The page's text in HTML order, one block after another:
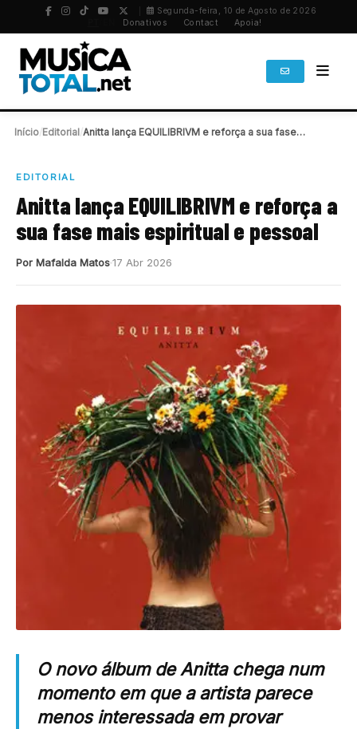
Segunda-feira, 10 de Agosto de 2026
Donativos Contact Apoia!
Início Editorial Anitta lança EQUILIBRIVM e reforça a sua fase…
EDITORIAL
Anitta lança EQUILIBRIVM e reforça a
sua fase mais espiritual e pessoal
Por Mafalda Matos17 Abr 2026
O novo álbum deAnittachega num
momento em que a artista parece
menos interessada em provar